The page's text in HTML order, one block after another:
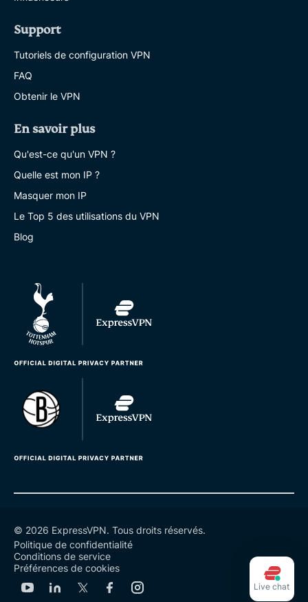
Support
Tutoriels de configuration VPN
FAQ
Obtenir le VPN
En savoir plus
Qu'est-ce qu'un VPN ?
Quelle est mon IP ?
Masquer mon IP
Le Top 5 des utilisations du VPN
Blog
© 2026 ExpressVPN. Tous droits réservés.
Politique de confidentialité
Conditions de service
Préférences de cookies
Live chat